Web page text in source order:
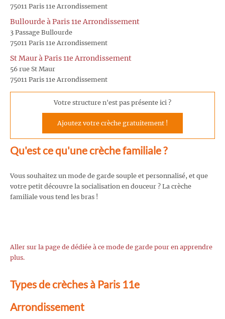
75011 Paris 11e Arrondissement
Bullourde à Paris 11e Arrondissement
3 Passage Bullourde
75011 Paris 11e Arrondissement
St Maur à Paris 11e Arrondissement
56 rue St Maur
75011 Paris 11e Arrondissement
Votre structure n'est pas présente ici ?
Ajoutez votre crèche gratuitement !
Qu'est ce qu'une crèche familiale ?
Vous souhaitez un mode de garde souple et personnalisé, et que
votre petit découvre la socialisation en douceur ? La crèche
familiale vous tend les bras !
Aller sur la page de dédiée à ce mode de garde pour en apprendre
plus.
Types de crèches à Paris 11e
Arrondissement